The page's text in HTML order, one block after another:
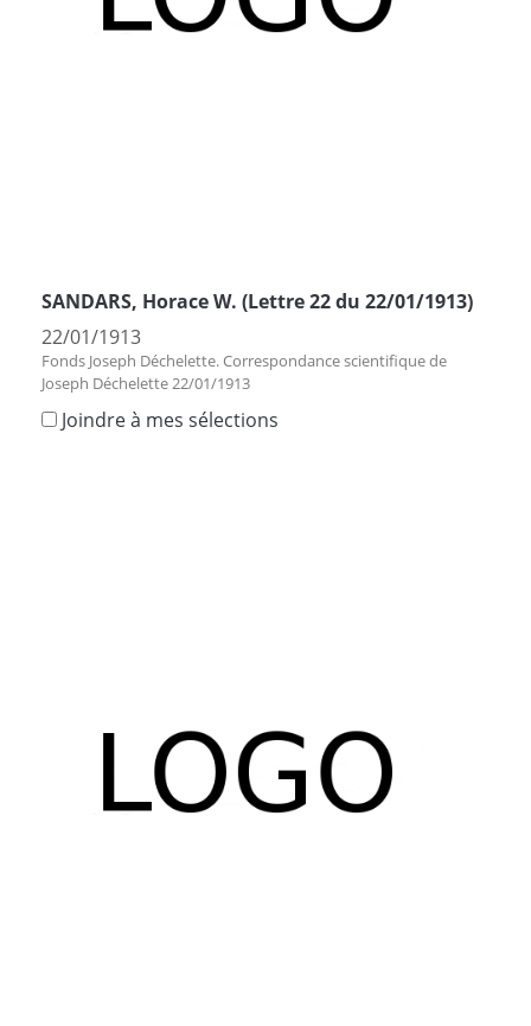
SANDARS, Horace W. (Lettre 22 du 22/01/1913)
22/01/1913
Fonds Joseph Déchelette. Correspondance scientifique de
Joseph Déchelette 22/01/1913
Joindre à mes sélections